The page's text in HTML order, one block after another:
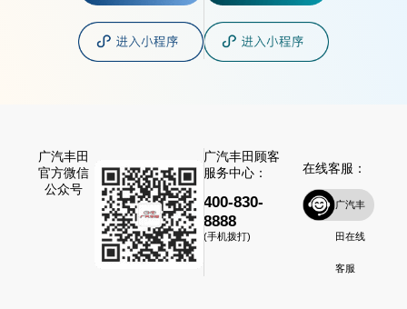
广汽丰田
官方微信
公众号
广汽丰田顾客
服务中心：
400-830-
8888
(手机拨打)
在线客服：
广汽丰
田在线
客服